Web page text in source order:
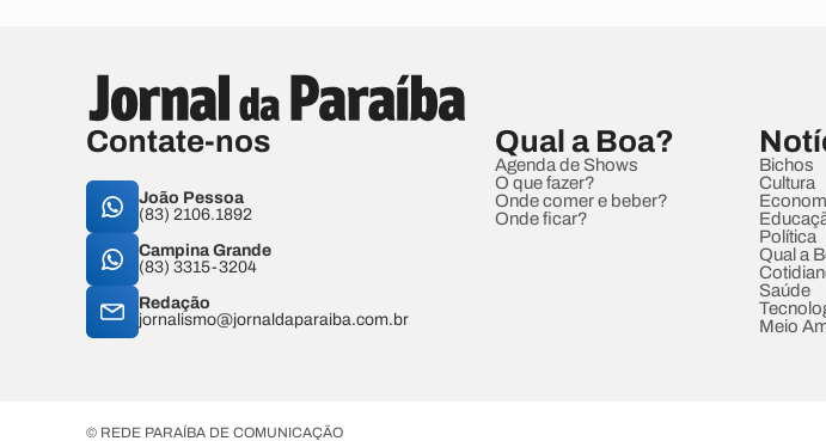
Contate-nos
João Pessoa
(83) 2106.1892
Campina Grande
(83) 3315-3204
Redação
jornalismo@jornaldaparaiba.com.br
Qual a Boa?
Agenda de Shows
O que fazer?
Onde comer e beber?
Onde ficar?
Bichos
Cultura
Política
Qual a
Saúde
Meio
© REDE PARAÍBA DE COMUNICAÇÃO